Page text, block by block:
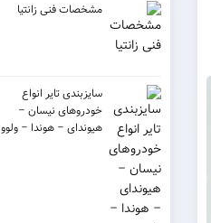
مشخصات فنی زانتیا
سایزبندی تایر انواع
خودروهای نیسان –
هیوندای – هوندا – ولوو